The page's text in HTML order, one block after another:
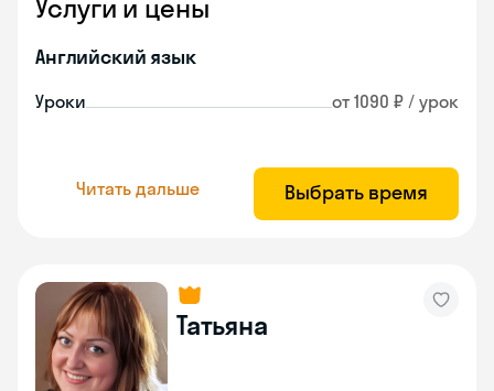
Услуги и цены
Английский язык
Уроки от 1090 ₽ / урок
Читать дальше Выбрать время
Татьяна